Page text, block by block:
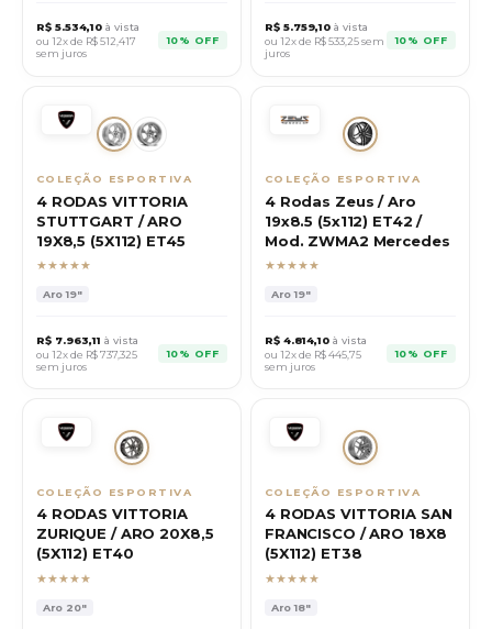
R$ 5.534,10 à vista
ou 12x de R$512,417
sem juros
10% OFF
R$ 5.759,10 à vista
ou 12x de R$533,25sem
juros
10% OFF
COLEÇÃO ESPORTIVA
4 RODAS VITTORIA
STUTTGART / ARO
19X8,5 (5X112) ET45
★★★★★
Aro19"
R$ 7.963,11 à vista
ou 12x de R$737,325
sem juros
10% OFF
COLEÇÃO ESPORTIVA
4 Rodas Zeus / Aro
19x8.5 (5x112) ET42 /
Mod. ZWMA2 Mercedes
★★★★★
Aro19"
R$ 4.814,10 à vista
ou 12x de R$445,75
sem juros
10% OFF
COLEÇÃO ESPORTIVA
4 RODAS VITTORIA
ZURIQUE / ARO 20X8,5
(5X112) ET40
★★★★★
Aro 20"
COLEÇÃO ESPORTIVA
4 RODAS VITTORIA SAN
FRANCISCO / ARO 18X8
(5X112) ET38
★★★★★
Aro18"